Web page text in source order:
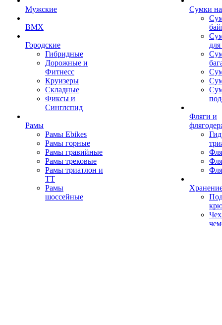
Мужские
BMX
Городские
Гибридные
Дорожные и
Фитнесс
Круизеры
Складные
Фиксы и
Синглспид
Рамы
Рамы Ebikes
Рамы горные
Рамы гравийные
Рамы трековые
Рамы триатлон и
ТТ
Рамы
шоссейные
Сумки
Фляги и